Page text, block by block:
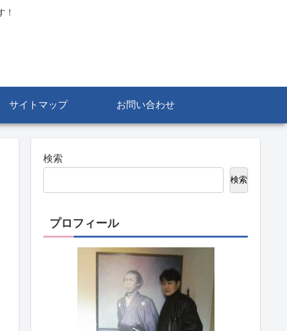
！
サイトマップ お問い合わせ
検索
検索
プロフィール